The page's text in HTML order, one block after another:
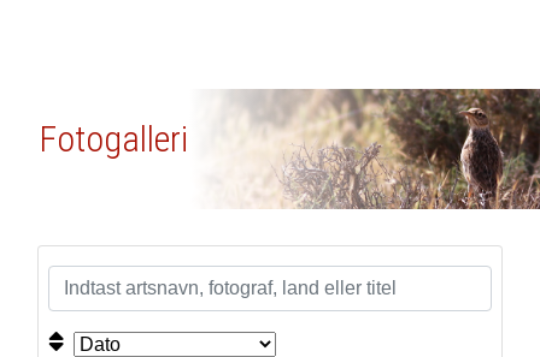
Fotogalleri